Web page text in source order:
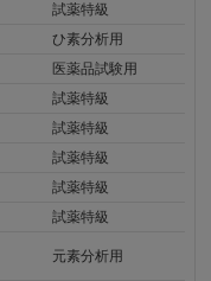
試薬特級
ひ素分析用
医薬品試験用
試薬特級
試薬特級
試薬特級
試薬特級
試薬特級
元素分析用